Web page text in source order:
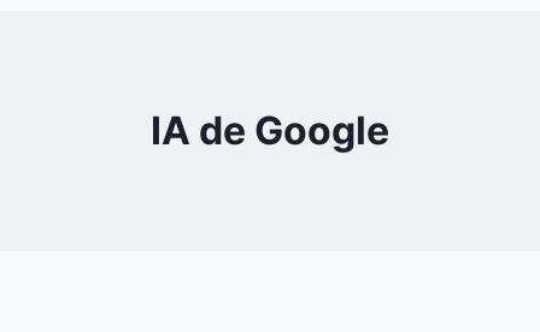
IA de Google